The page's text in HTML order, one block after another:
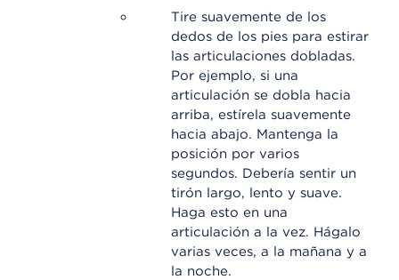
Tire suavemente de los
dedos de los pies para estirar
las articulaciones dobladas.
Por ejemplo, si una
articulación se dobla hacia
arriba, estírela suavemente
hacia abajo. Mantenga la
posición por varios
segundos. Debería sentir un
tirón largo, lento y suave.
Haga esto en una
articulación a la vez. Hágalo
varias veces, a la mañana y a
la noche.